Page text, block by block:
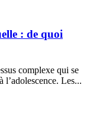
: de quoi
complexe qui se
l’adolescence. Les...